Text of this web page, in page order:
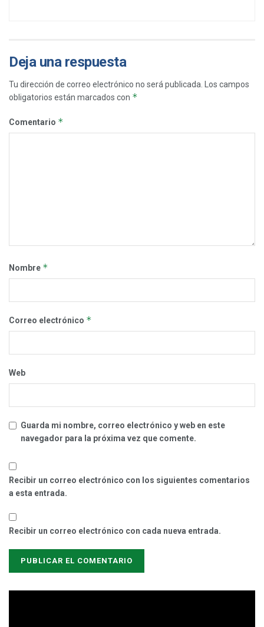
Deja una respuesta
Tu dirección de correo electrónico no será publicada.
Los campos
obligatorios están marcados con *
Comentario *
Nombre *
Correo electrónico *
Web
Guarda mi nombre, correo electrónico y web en este
navegador para la próxima vez que comente.
Recibir un correo electrónico con los siguientes comentarios
a esta entrada.
Recibir un correo electrónico con cada nueva entrada.